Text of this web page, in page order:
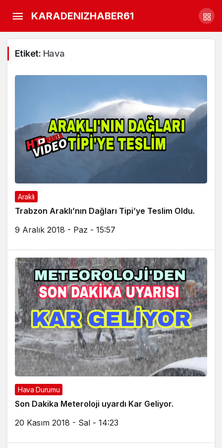
KARADENIZHABER61
Etiket: Hava
Araklı
Trabzon Araklı’nın Dağları Tipi’ye Teslim Oldu.
9 Aralık 2018 - Paz - 15:57
Hava Durumu
Son Dakika Meteroloji uyardı Kar Geliyor.
20 Kasım 2018 - Sal - 14:23